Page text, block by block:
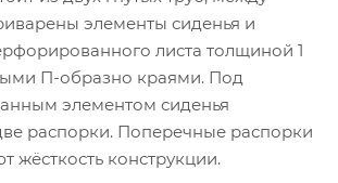
элементы сиденья и
листа толщиной 1
П-образно краями. Под
элементом сиденья
распорки. Поперечные распорки
жёсткость конструкции.